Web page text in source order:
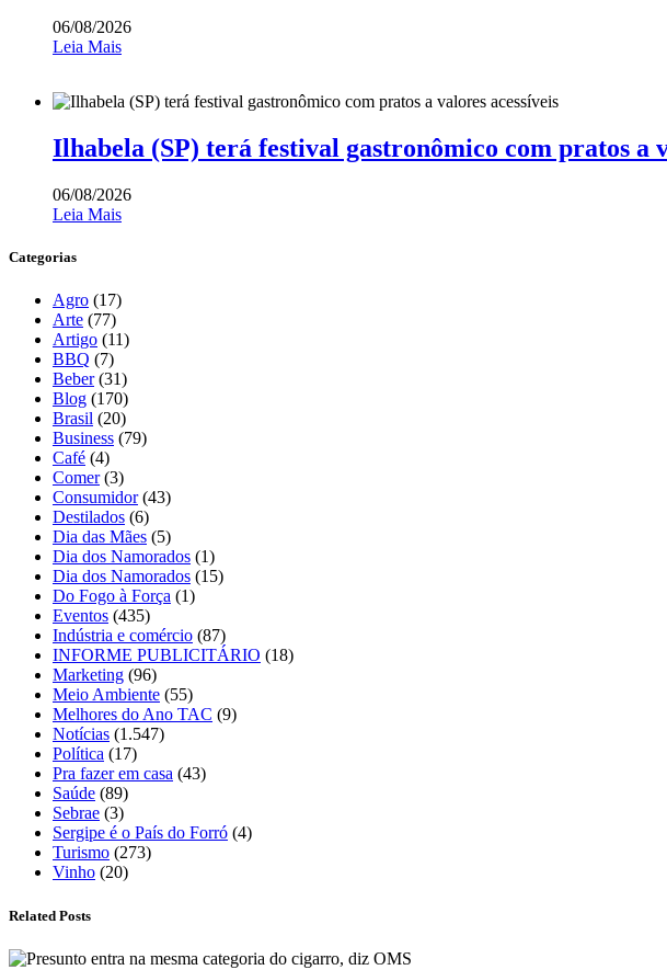
06/08/2026
Leia Mais
Ilhabela (SP) terá festival gastronômico com pratos a
06/08/2026
Leia Mais
Categorias
Agro (17)
Arte (77)
Artigo (11)
BBQ (7)
Beber(31)
Blog (170)
Brasil (20)
Business (79)
Café (4)
Comer(3)
Consumidor(43)
Destilados (6)
Dia das Mães (5)
Dia dos Namorados (1)
Dia dos Namorados (15)
Do Fogo à Força (1)
Eventos (435)
Indústria e comércio (87)
INFORME PUBLICITÁRIO (18)
Marketing (96)
Meio Ambiente (55)
Melhores do Ano TAC (9)
Notícias (1.547)
Política (17)
Pra fazer em casa (43)
Saúde (89)
Sebrae (3)
Sergipe é o País do Forró (4)
Turismo (273)
Vinho (20)
Related Posts